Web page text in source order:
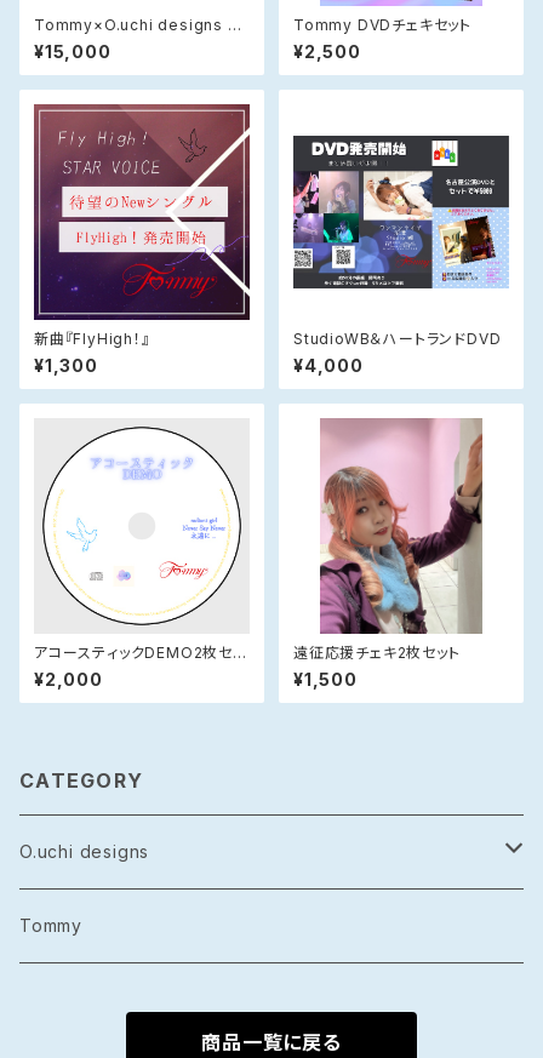
Tommy×O.uchi designs レ
ザーベルト 4㎝幅
¥15,000
Tommy DVDチェキセット
¥2,500
新曲『FlyHigh！』
¥1,300
StudioWB＆ハートランドDVD
¥4,000
アコースティックDEMO2枚セッ
ト
¥2,000
遠征応援チェキ2枚セット
¥1,500
CATEGORY
O.uchi designs
レザー
Tommy
商品一覧に戻る